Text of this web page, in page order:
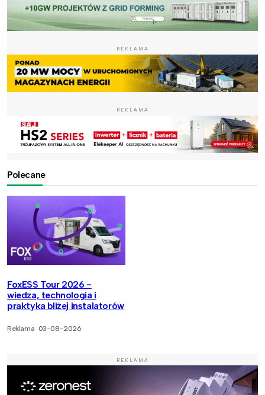
REKLAMA
REKLAMA
Polecane
FoxESS Tour 2026 -
wiedza, technologia i
praktyka bliżej instalatorów
Reklama 03-08-2026
REKLAMA